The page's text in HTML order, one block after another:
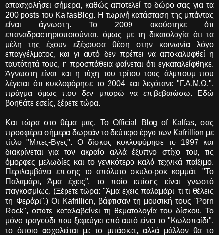
απασχολήσει σήμερα, καθώς αποτελεί το δώρο σας για τα
200 posts του KalfasBlog. Η τωρινή κατάσταση της μπάντας
είναι άγνωστη. Το 2009 ακούστηκε ότι
επαναδραστηριοποιούνται, όμως με τη δικαιολογία ότι τα
μέλη της έχουν εξέχουσα θέση στην κοινωνία λόγο
επαγγέλματος, και γι αυτό δεν πρέπει να αποκαλυφθεί η
ταυτότητά τους, η προσπάθεια φαίνεται ότι εγκαταλείφθηκε.
Άγνωστη είναι και η τύχη του τρίτου τους άλμπουμ που
λέγεται ότι κυκλοφόρησε το 2004 και λεγότανε "Γ.Α.Μ.Ω.",
πράγμα όμως που δεν μπορώ να επιβεβαιώσω. Εδώ
βοηθάτε εσείς, ξέρετε τώρα.
Και τώρα στο θέμα μας. Το Official Blog of Kalfas, σας
προσφέρει σήμερα δωρεάν το δεύτερο έργο των Kafrillion με
τίτλο "Μπες-Βγες". Ο δίσκος κυκλοφόρησε το 1997 και
διακρίνεται για τον ακραίο αλλά έξυπνο στίχο του, τις
όμορφες μελωδίες και το γενικότερο καλό τεχνικά παίξιμο.
Περιλαμβάνει επίσης το απόλυτο σκυλο-ροκ κομμάτι "Το
Παλαμάρι, Άμα έχεις", το ποίο επίσης είναι γνωστό
παγκοσμίως. (Ξέρετε τώρα: "Άμα έχεις παλαμάρι, τι τι θέλεις
τη Φεράρι".) Οι Kafrillion, βάφτισαν τη μουσική τους "Porn
Rock", οπότε καταλαβαίνει τη θεματολογία του δίσκου. Το
μόνο τραγούδι που ξεφεύγει από αυτό είναι το "Κωλοπαίδι",
το όποιο ασχολείται με το μπάσκετ, αλλά μάλλον θα το